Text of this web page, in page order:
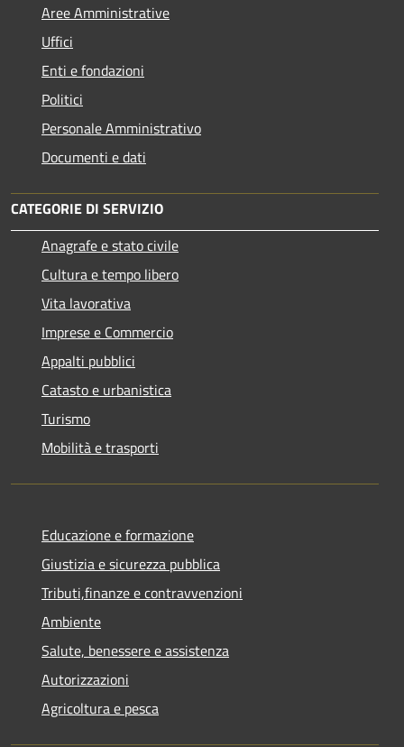
Aree Amministrative
Uffici
Enti e fondazioni
Politici
Personale Amministrativo
Documenti e dati
CATEGORIE DI SERVIZIO
Anagrafe e stato civile
Cultura e tempo libero
Vita lavorativa
Imprese e Commercio
Appalti pubblici
Catasto e urbanistica
Turismo
Mobilità e trasporti
Educazione e formazione
Giustizia e sicurezza pubblica
Tributi,finanze e contravvenzioni
Ambiente
Salute, benessere e assistenza
Autorizzazioni
Agricoltura e pesca